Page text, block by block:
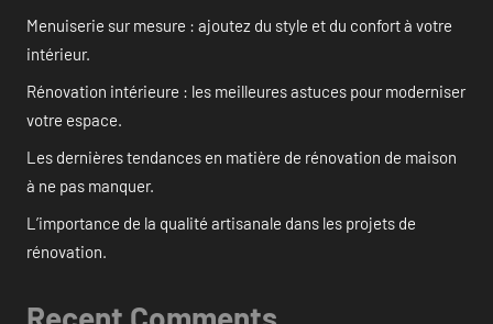
Menuiserie sur mesure : ajoutez du style et du confort à votre
intérieur.
Rénovation intérieure : les meilleures astuces pour moderniser
votre espace.
Les dernières tendances en matière de rénovation de maison
à ne pas manquer.
L’importance de la qualité artisanale dans les projets de
rénovation.